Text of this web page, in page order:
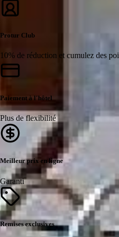
Protur Club
10% de réduction et cumulez des
Paiement à l'hôtel
Plus de flexibilité
Meilleur prix en ligne
Garanti
Remises exclusives